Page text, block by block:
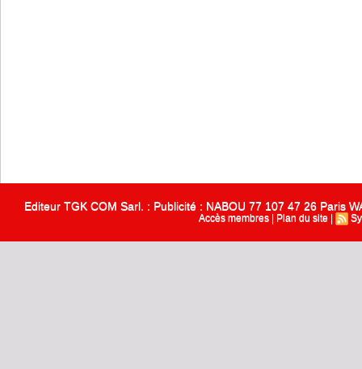
Editeur TGK COM Sarl. : Publicité : NABOU 77 107 47 26 Paris
Accès membres Plan du site